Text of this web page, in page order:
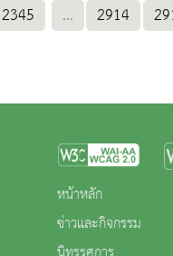
2345 ... 2914
หน้าหลัก
ข่าวและกิจกรรม